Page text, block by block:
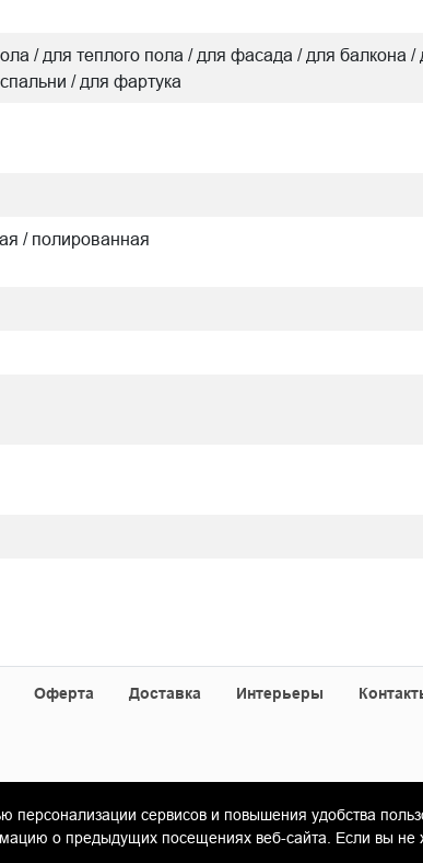
/ для теплого пола / для фасада / для балкона
/ для фартука
/ полированная
Оферта Доставка Интерьеры
ООО «Гамма Керамика»
персонализации сервисов и повышения удобства
о предыдущих посещениях веб-сайта. Если вы не